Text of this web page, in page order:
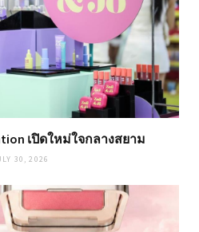
เปิดใหม่ใจกลางสยาม
30, 2026